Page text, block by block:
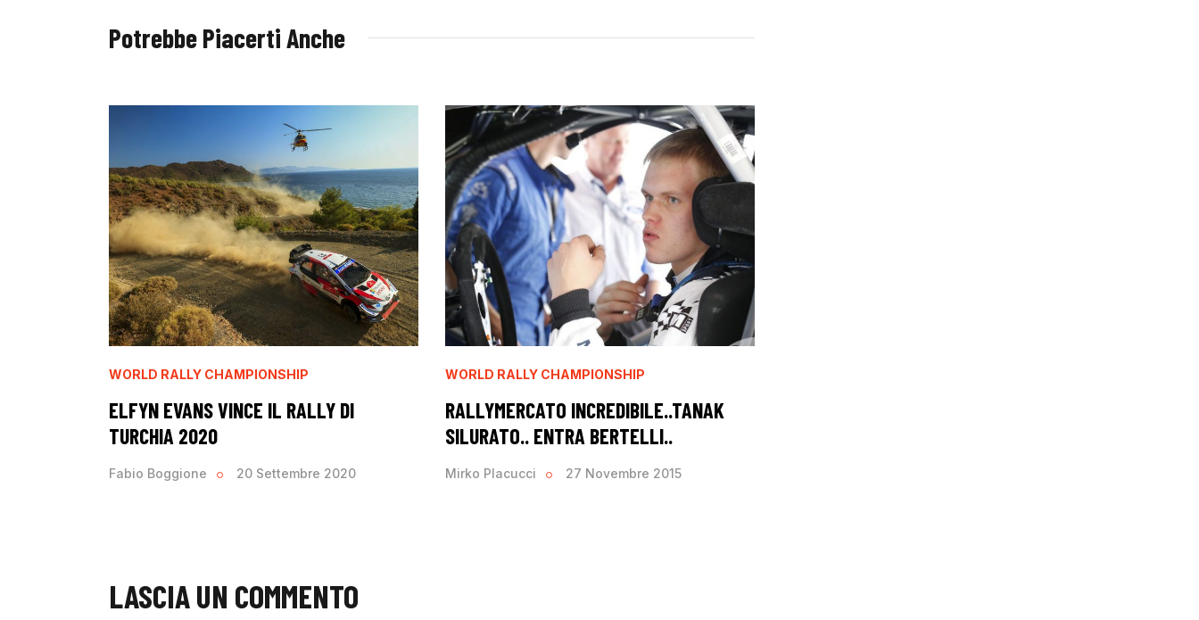
Potrebbe Piacerti Anche
WORLD RALLY CHAMPIONSHIP
ELFYN EVANS VINCE IL RALLY DI
TURCHIA 2020
Fabio Boggione 20 Settembre 2020
WORLD RALLY CHAMPIONSHIP
RALLYMERCATO INCREDIBILE..TANAK
SILURATO.. ENTRA BERTELLI..
Mirko Placucci 27 Novembre 2015
LASCIA UN COMMENTO